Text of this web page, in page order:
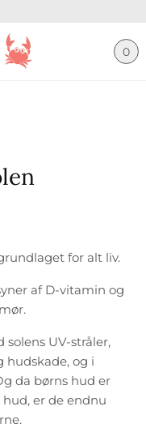
0
for alt liv.
af D-vitamin og
UV-stråler,
hudskade, og i
da børns hud er
er de endnu